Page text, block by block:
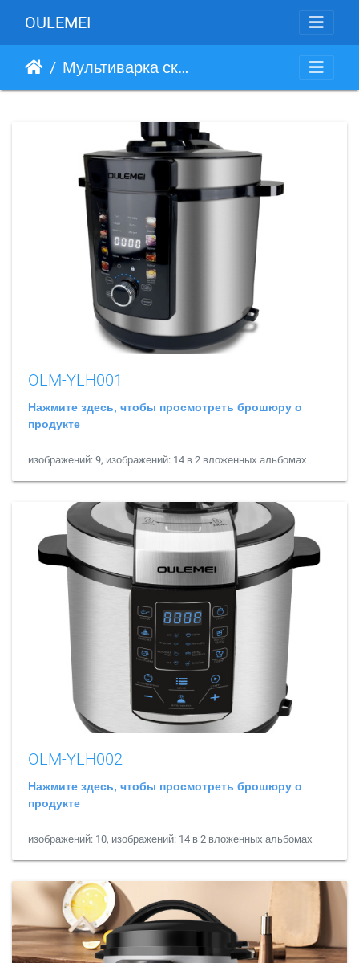
OULEMEI
Мультиварка скороварка
OLM-YLH001
Нажмите здесь, чтобы просмотреть брошюру о
продукте
изображений: 9, изображений: 14 в 2 вложенных альбомах
OLM-YLH002
Нажмите здесь, чтобы просмотреть брошюру о
продукте
изображений: 10, изображений: 14 в 2 вложенных альбомах